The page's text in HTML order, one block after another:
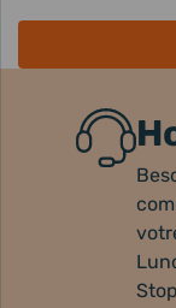
Stop